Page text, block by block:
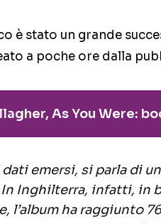
è stato un grande
a poche ore dalla
As You Were:
emersi, si parla di
Inghilterra, infatti, in
l’album ha raggiunto